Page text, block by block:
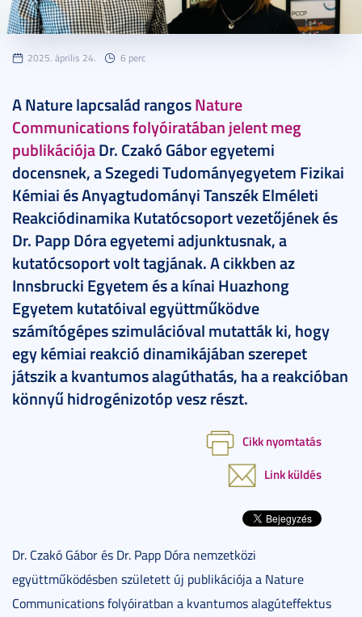
2025. április 24. 6 perc
A Nature lapcsalád rangosNature
Communications folyóiratában jelent meg
publikációjaDr. Czakó Gábor egyetemi
docensnek, a Szegedi Tudományegyetem Fizikai
Kémiai és Anyagtudományi Tanszék Elméleti
Reakciódinamika Kutatócsoport vezetőjének és
Dr. Papp Dóra egyetemi adjunktusnak, a
kutatócsoport volt tagjának. A cikkben az
Innsbrucki Egyetem és a kínai Huazhong
Egyetem kutatóival együttműködve
számítógépes szimulációval mutatták ki, hogy
egy kémiai reakció dinamikájában szerepet
játszik a kvantumos alagúthatás, ha a reakcióban
könnyű hidrogénizotóp vesz részt.
Cikk nyomtatás
Link küldés
Dr. Czakó Gábor és Dr. Papp Dóra nemzetközi
együttműködésben született új publikációja a Nature
Communications folyóiratban a kvantumos alagúteffektus